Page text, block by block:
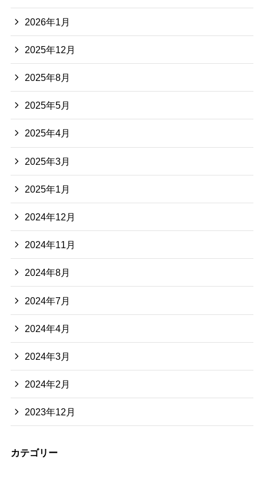
2026年1月
2025年12月
2025年8月
2025年5月
2025年4月
2025年3月
2025年1月
2024年12月
2024年11月
2024年8月
2024年7月
2024年4月
2024年3月
2024年2月
2023年12月
カテゴリー